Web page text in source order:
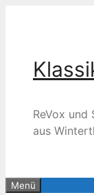
ReVox
aus
Menü